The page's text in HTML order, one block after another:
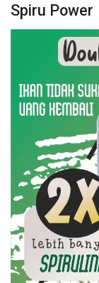
Spiru Power